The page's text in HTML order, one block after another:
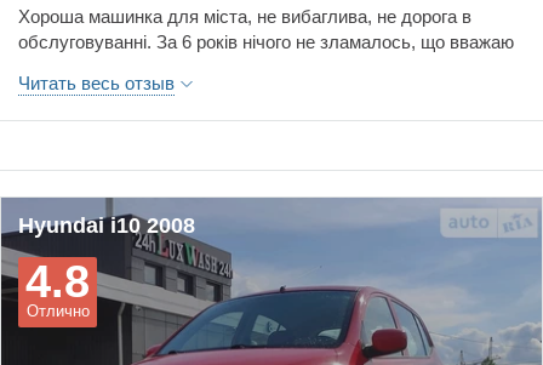
Хороша машинка для міста, не вибаглива, не дорога в
обслуговуванні. За 6 років нічого не зламалось, що вважаю
Трошки багато споживає, але це єдиний невеличкий мінус
Читать весь отзыв
Hyundai i10 2008
Отлично
4.8